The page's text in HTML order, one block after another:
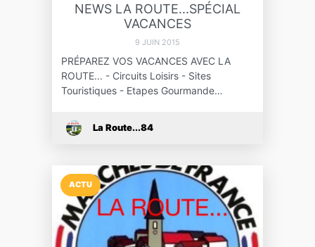
NEWS LA ROUTE...SPÉCIAL
VACANCES
9 JUIN 2015
PRÉPAREZ VOS VACANCES AVEC LA
ROUTE... - Circuits Loisirs - Sites
Touristiques - Etapes Gourmande…
La Route...84
ACTU